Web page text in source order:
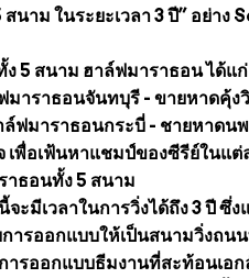
สนาม ในระยะเวลา 3 ปี” อย่า
ง 5 สนาม ฮาล์ฟมาราธอน ได้
าราธอนจันทบุรี - ขายหาดคุ้ง
ฟมาราธอนกระบี่ - ชายหาดน
เพื่อเฟ้นหาแชมป์ของซีรีย์ในแ
ธอนทั้ง 5 สนาม
ะมีเวลาในการวิ่งได้ถึง 3 ปี
ารออกแบบให้เป็นสนามวิ่งถน
การออกแบบธีมงานที่สะท้อนเ